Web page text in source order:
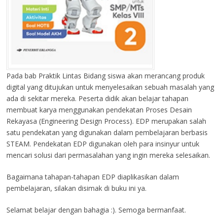
Pada bab Praktik Lintas Bidang siswa akan merancang produk
digital yang ditujukan untuk menyelesaikan sebuah masalah yang
ada di sekitar mereka. Peserta didik akan belajar tahapan
membuat karya menggunakan pendekatan Proses Desain
Rekayasa (Engineering Design Process). EDP merupakan salah
satu pendekatan yang digunakan dalam pembelajaran berbasis
STEAM. Pendekatan EDP digunakan oleh para insinyur untuk
mencari solusi dari permasalahan yang ingin mereka selesaikan.
Bagaimana tahapan-tahapan EDP diaplikasikan dalam
pembelajaran, silakan disimak di buku ini ya.
Selamat belajar dengan bahagia :). Semoga bermanfaat.